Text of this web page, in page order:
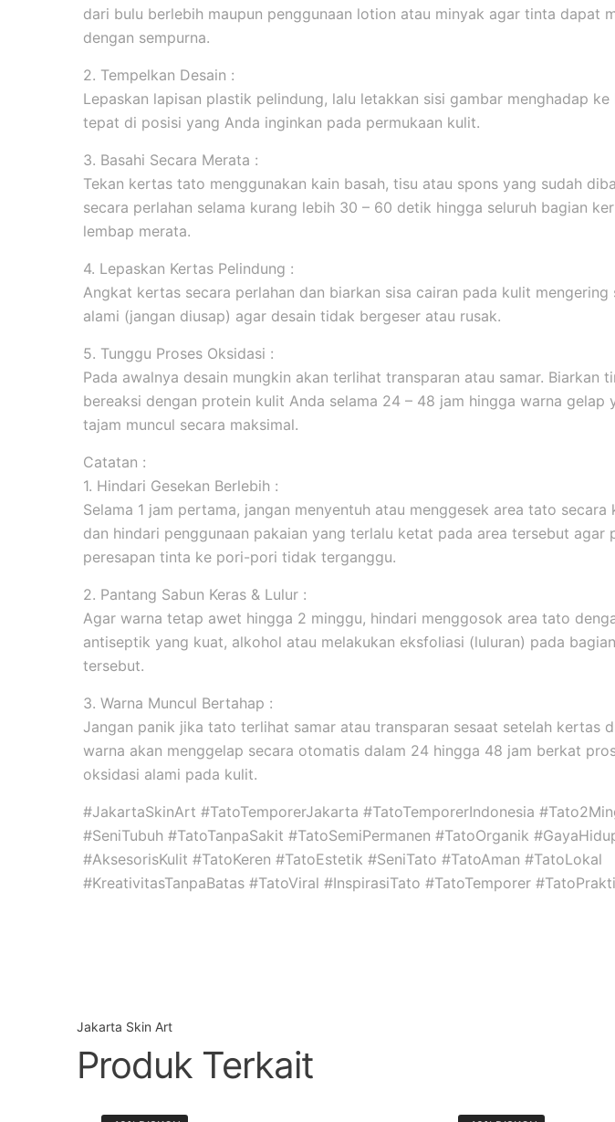
dari bulu berlebih maupun penggunaan lotion atau minyak agar tinta dapat
dengan sempurna.
2. Tempelkan Desain :
Lepaskan lapisan plastik pelindung, lalu letakkan sisi gambar menghadap ke
tepat di posisi yang Anda inginkan pada permukaan kulit.
3. Basahi Secara Merata :
Tekan kertas tato menggunakan kain basah, tisu atau spons yang sudah
secara perlahan selama kurang lebih 30 – 60 detik hingga seluruh bagian
lembap merata.
4. Lepaskan Kertas Pelindung :
Angkat kertas secara perlahan dan biarkan sisa cairan pada kulit mengering
alami (jangan diusap) agar desain tidak bergeser atau rusak.
5. Tunggu Proses Oksidasi :
Pada awalnya desain mungkin akan terlihat transparan atau samar. Biarkan
bereaksi dengan protein kulit Anda selama 24 – 48 jam hingga warna gelap
tajam muncul secara maksimal.
Catatan :
1. Hindari Gesekan Berlebih :
Selama 1 jam pertama, jangan menyentuh atau menggesek area tato secara
dan hindari penggunaan pakaian yang terlalu ketat pada area tersebut agar
peresapan tinta ke pori-pori tidak terganggu.
2. Pantang Sabun Keras & Lulur :
Agar warna tetap awet hingga 2 minggu, hindari menggosok area tato
antiseptik yang kuat, alkohol atau melakukan eksfoliasi (luluran) pada bagian
tersebut.
3. Warna Muncul Bertahap :
Jangan panik jika tato terlihat samar atau transparan sesaat setelah kertas
warna akan menggelap secara otomatis dalam 24 hingga 48 jam berkat
oksidasi alami pada kulit.
#JakartaSkinArt #TatoTemporerJakarta #TatoTemporerIndonesia
#SeniTubuh #TatoTanpaSakit #TatoSemiPermanen #TatoOrganik
#AksesorisKulit #TatoKeren #TatoEstetik #SeniTato #TatoAman #TatoLokal
#KreativitasTanpaBatas #TatoViral #InspirasiTato #TatoTemporer
Jakarta Skin Art
Produk Terkait